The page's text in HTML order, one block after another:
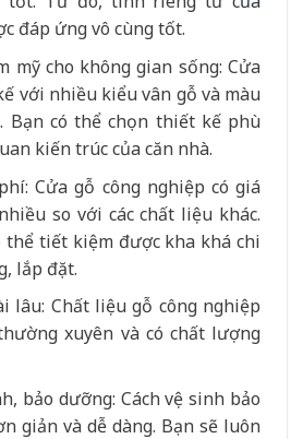
đáp ứng vô cùng tốt.
mỹ cho không gian sống: Cửa
với nhiều kiểu vân gỗ và màu
Bạn có thể chọn thiết kế phù
kiến trúc của căn nhà.
Cửa gỗ công nghiệp có giá
so với các chất liệu khác.
thể tiết kiệm được kha khá chi
lắp đặt.
lâu: Chất liệu gỗ công nghiệp
xuyên và có chất lượng
bảo dưỡng: Cách vệ sinh bảo
giản và dễ dàng. Bạn sẽ luôn